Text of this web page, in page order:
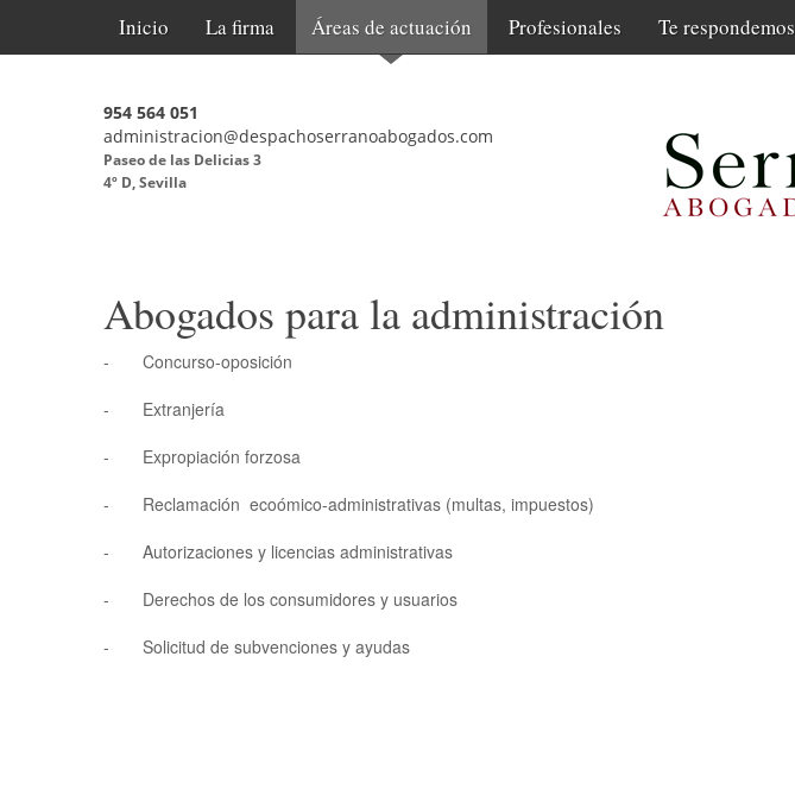
Inicio La firma Áreas de actuación Profesionales Te respondemos
954 564 051
administracion@despachoserranoabogados.com
Paseo de las Delicias 3
4º D, Sevilla
Abogados para la administración
- Concurso-oposición
- Extranjería
- Expropiación forzosa
- Reclamación ecoómico-administrativas (multas, impuestos)
- Autorizaciones y licencias administrativas
- Derechos de los consumidores y usuarios
- Solicitud de subvenciones y ayudas